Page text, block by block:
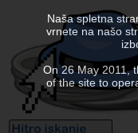
Naša spletna
vrnete na našo
On 26 May 2011,
of the site to